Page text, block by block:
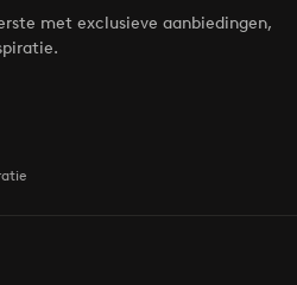
met exclusieve aanbiedingen,